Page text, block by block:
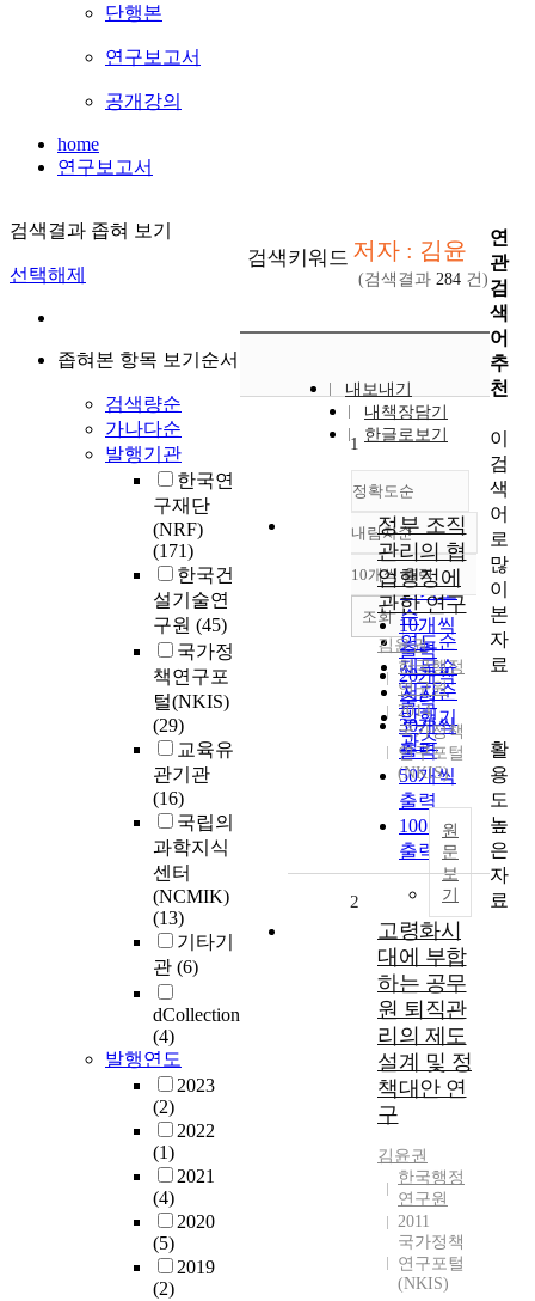
단행본
연구보고서
공개강의
home
연구보고서
검색결과 좁혀 보기
선택해제
좁혀본 항목 보기순서
검색량순
가나다순
발행기관
한국연
구재단
(NRF)
(171)
한국건
설기술연
구원 (45)
국가정
책연구포
털(NKIS)
(29)
교육유
관기관
(16)
국립의
과학지식
센터
(NCMIK)
(13)
기타기
관 (6)
dCollection
(4)
발행연도
2023
(2)
2022
(1)
2021
(4)
2020
(5)
2019
(2)
검색키워드 저자 : 김윤
(검색결과 284 건)
내보내기
내책장담기
한글로보기
정확도순
정확도
순
인기도
순
연도순
제목순
저자순
발행기
관순
내림차순
내림차순
10개씩 출력
10개씩
출력
20개씩
출력
30개씩
출력
50개씩
출력
100개씩
출력
조회
1
정부 조직
관리의 협
업행정에
관한 연구
김윤권
한국행정
연구원
2014
국가정책
연구포털
(NKIS)
원
문
보
기
2
고령화시
대에 부합
하는 공무
원 퇴직관
리의 제도
설계 및 정
책대안 연
구
김윤권
한국행정
연구원
2011
국가정책
연구포털
(NKIS)
연
관
검
색
어
추
천
이
검
색
어
로
많
이
본
자
료
활
용
도
높
은
자
료